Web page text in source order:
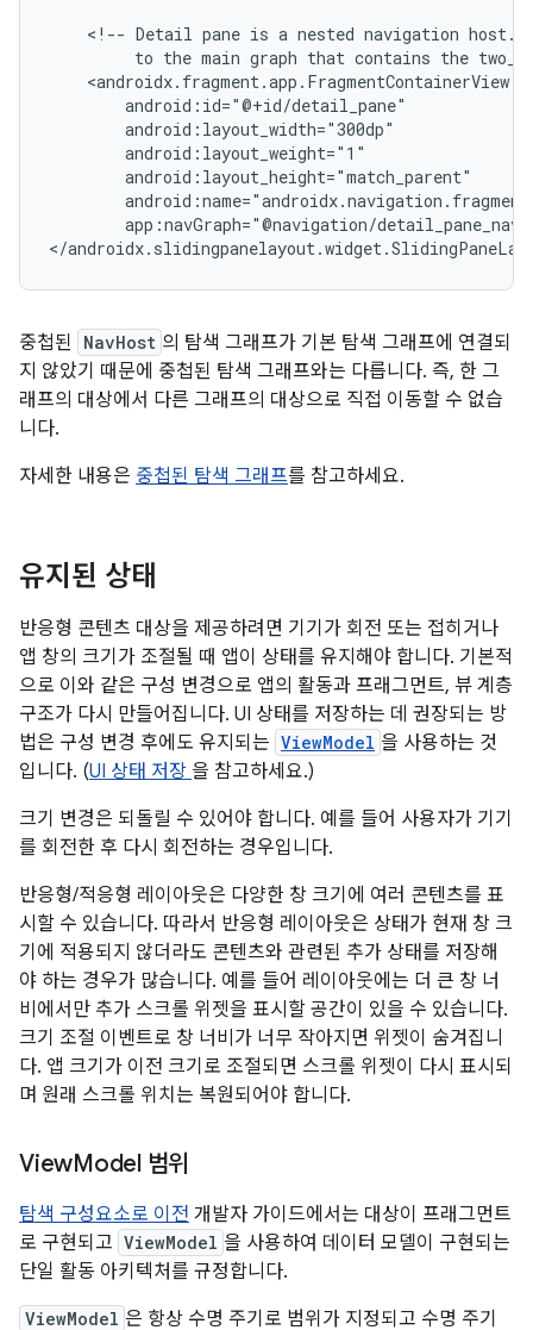
<!-- Detail pane is a nested navigation host.
to the main graph that contains the
app:navGraph="@navigation/
중첩된 NavHost 의 탐색 그래프가 기본 탐색 그래프에 연결되
지 않았기 때문에 중첩된 탐색 그래프와는 다릅니다. 즉, 한 그
래프의 대상에서 다른 그래프의 대상으로 직접 이동할 수 없습
니다.
자세한 내용은 중첩된 탐색 그래프를 참고하세요.
유지된 상태
반응형 콘텐츠 대상을 제공하려면 기기가 회전 또는 접히거나
앱 창의 크기가 조절될 때 앱이 상태를 유지해야 합니다. 기본적
으로 이와 같은 구성 변경으로 앱의 활동과 프래그먼트, 뷰 계층
구조가 다시 만들어집니다. UI 상태를 저장하는 데 권장되는 방
법은 구성 변경 후에도 유지되는 ViewModel 을 사용하는 것
입니다. (UI 상태 저장 을 참고하세요.)
크기 변경은 되돌릴 수 있어야 합니다. 예를 들어 사용자가 기기
를 회전한 후 다시 회전하는 경우입니다.
반응형/적응형 레이아웃은 다양한 창 크기에 여러 콘텐츠를 표
시할 수 있습니다. 따라서 반응형 레이아웃은 상태가 현재 창 크
기에 적용되지 않더라도 콘텐츠와 관련된 추가 상태를 저장해
야 하는 경우가 많습니다. 예를 들어 레이아웃에는 더 큰 창 너
비에서만 추가 스크롤 위젯을 표시할 공간이 있을 수 있습니다.
크기 조절 이벤트로 창 너비가 너무 작아지면 위젯이 숨겨집니
다. 앱 크기가 이전 크기로 조절되면 스크롤 위젯이 다시 표시되
며 원래 스크롤 위치는 복원되어야 합니다.
ViewModel 범위
탐색 구성요소로 이전 개발자 가이드에서는 대상이 프래그먼트
로 구현되고 ViewModel 을 사용하여 데이터 모델이 구현되는
단일 활동 아키텍처를 규정합니다.
ViewModel 은 항상 수명 주기로 범위가 지정되고 수명 주기